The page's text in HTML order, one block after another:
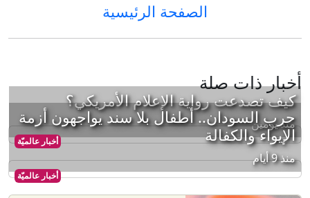
الصفحة الرئيسية
أخبار ذات صلة
أخبار عالميّة
كيف تصدعت رواية الإعلام الأمريكي؟
منذ يومين
أخبار عالميّة
حرب السودان.. أطفال بلا سند يواجهون أزمة
الإيواء والكفالة
منذ 9 أيام